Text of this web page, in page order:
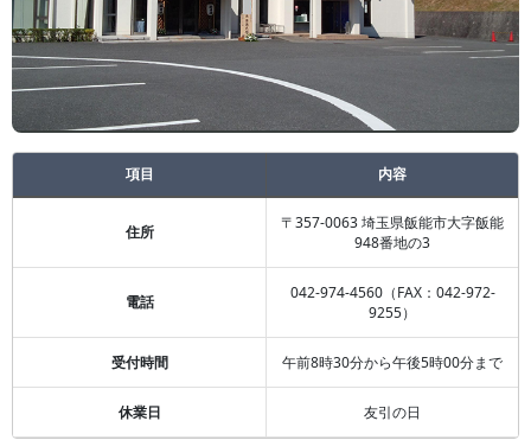
項目 内容
住所
〒357-0063 埼玉県飯能市大字飯能
948番地の3
電話
042-974-4560（FAX：042-972-
9255）
受付時間 午前8時30分から午後5時00分まで
休業日 友引の日